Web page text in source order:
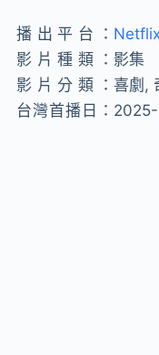
播出平台：
影片種類： 影集
影片分類：喜劇,
台灣首播日：